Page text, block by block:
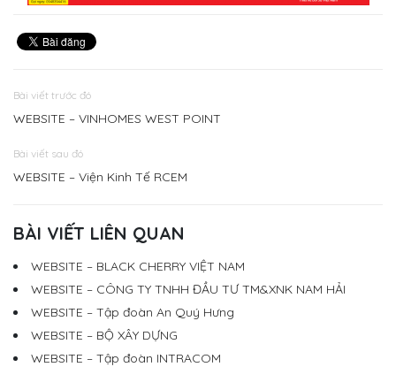
Bài viết trước đó
WEBSITE – VINHOMES WEST POINT
Bài viết sau đó
WEBSITE – Viện Kinh Tế RCEM
BÀI VIẾT LIÊN QUAN
WEBSITE – BLACK CHERRY VIỆT NAM
WEBSITE – CÔNG TY TNHH ĐẦU TƯ TM&XNK NAM HẢI
WEBSITE – Tập đoàn An Quý Hưng
WEBSITE – BỘ XÂY DỰNG
WEBSITE – Tập đoàn INTRACOM